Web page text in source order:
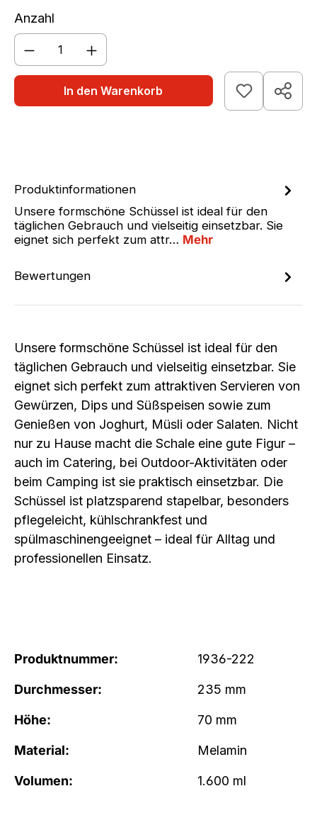
Anzahl
Produkt Anzahl: Gib den gewünschten
In den Warenkorb
Produktinformationen
Unsere formschöne Schüssel ist ideal für den
täglichen Gebrauch und vielseitig einsetzbar. Sie
eignet sich perfekt zum attr… Mehr
Bewertungen
Unsere formschöne Schüssel ist ideal für den
täglichen Gebrauch und vielseitig einsetzbar. Sie
eignet sich perfekt zum attraktiven Servieren von
Gewürzen, Dips und Süßspeisen sowie zum
Genießen von Joghurt, Müsli oder Salaten. Nicht
nur zu Hause macht die Schale eine gute Figur –
auch im Catering, bei Outdoor-Aktivitäten oder
beim Camping ist sie praktisch einsetzbar. Die
Schüssel ist platzsparend stapelbar, besonders
pflegeleicht, kühlschrankfest und
spülmaschinengeeignet – ideal für Alltag und
professionellen Einsatz.
Produktnummer: 1936-222
Durchmesser: 235 mm
Höhe: 70 mm
Material: Melamin
Volumen: 1.600 ml